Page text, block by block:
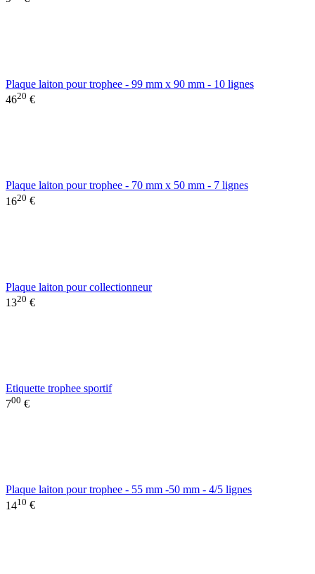
Plaque laiton pour trophee - 99 mm x 90 mm - 10 lignes
4620 €
Plaque laiton pour trophee - 70 mm x 50 mm - 7 lignes
1620 €
Plaque laiton pour collectionneur
1320 €
Etiquette trophee sportif
700 €
Plaque laiton pour trophee - 55 mm -50 mm - 4/5 lignes
1410 €